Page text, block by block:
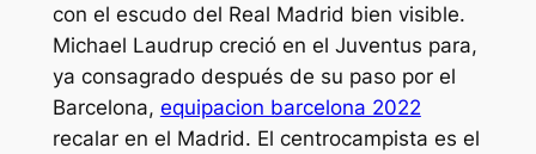
con el escudo del Real Madrid bien visible.
Michael Laudrup creció en el Juventus para,
ya consagrado después de su paso por el
Barcelona, equipacion barcelona 2022
recalar en el Madrid. El centrocampista es el